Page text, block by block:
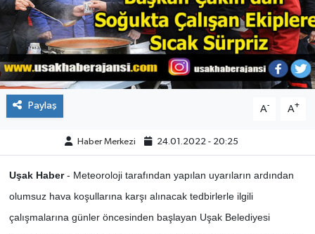
Paylaş A- A+
Haber Merkezi 24.01.2022 - 20:25
Uşak Haber- Meteoroloji tarafından yapılan uyarıların ardından
olumsuz hava koşullarına karşı alınacak tedbirlerle ilgili
çalışmalarına günler öncesinden başlayan Uşak Belediyesi
DÜNYA
HABERDE İNSAN
BİLİM VE TEKNOLOJİ
Magazin